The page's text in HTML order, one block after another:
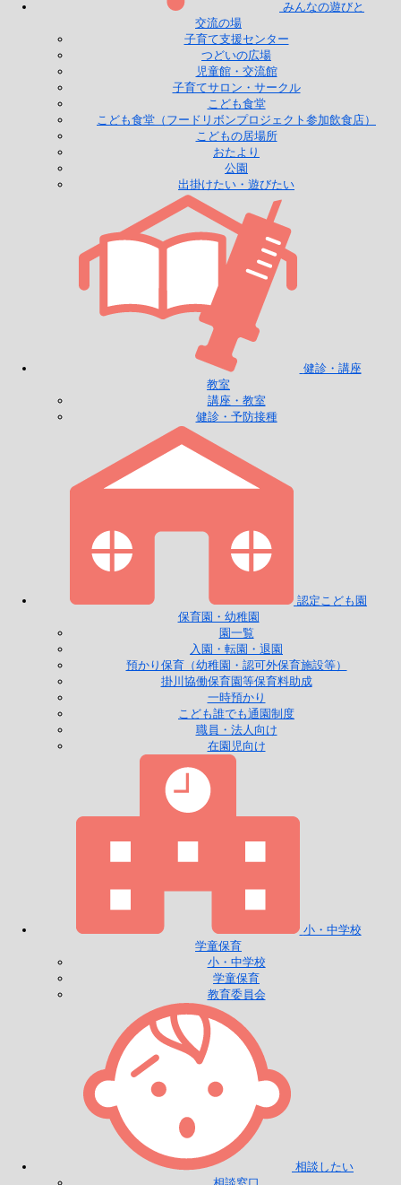
みんなの遊びと
交流の場
子育て支援センター
つどいの広場
児童館・交流館
子育てサロン・サークル
こども食堂
こども食堂（フードリボンプロジェクト参加飲食店）
こどもの居場所
おたより
公園
出掛けたい・遊びたい
健診・講座
教室
講座・教室
健診・予防接種
認定こども園
保育園・幼稚園
園一覧
入園・転園・退園
預かり保育（幼稚園・認可外保育施設等）
掛川協働保育園等保育料助成
一時預かり
こども誰でも通園制度
職員・法人向け
在園児向け
小・中学校
学童保育
小・中学校
学童保育
教育委員会
相談したい